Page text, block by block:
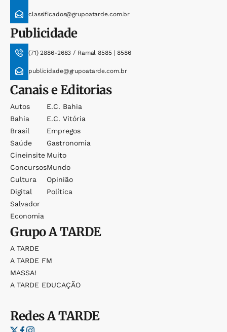
classificados@grupoatarde.com.br
Publicidade
(71) 2886-2683 / Ramal 8585 | 8586
publicidade@grupoatarde.com.br
Canais e Editorias
Autos
Bahia
Brasil
Saúde
Cineinsite
Concursos
Cultura
Digital
Salvador
Economia
E.c. Bahia
E.c. Vitória
Empregos
Gastronomia
Muito
Mundo
Opinião
Política
GrupoA TARDE
A TARDE
A TARDE FM
MASSA!
A TARDE EDUCAÇÃO
RedesA TARDE